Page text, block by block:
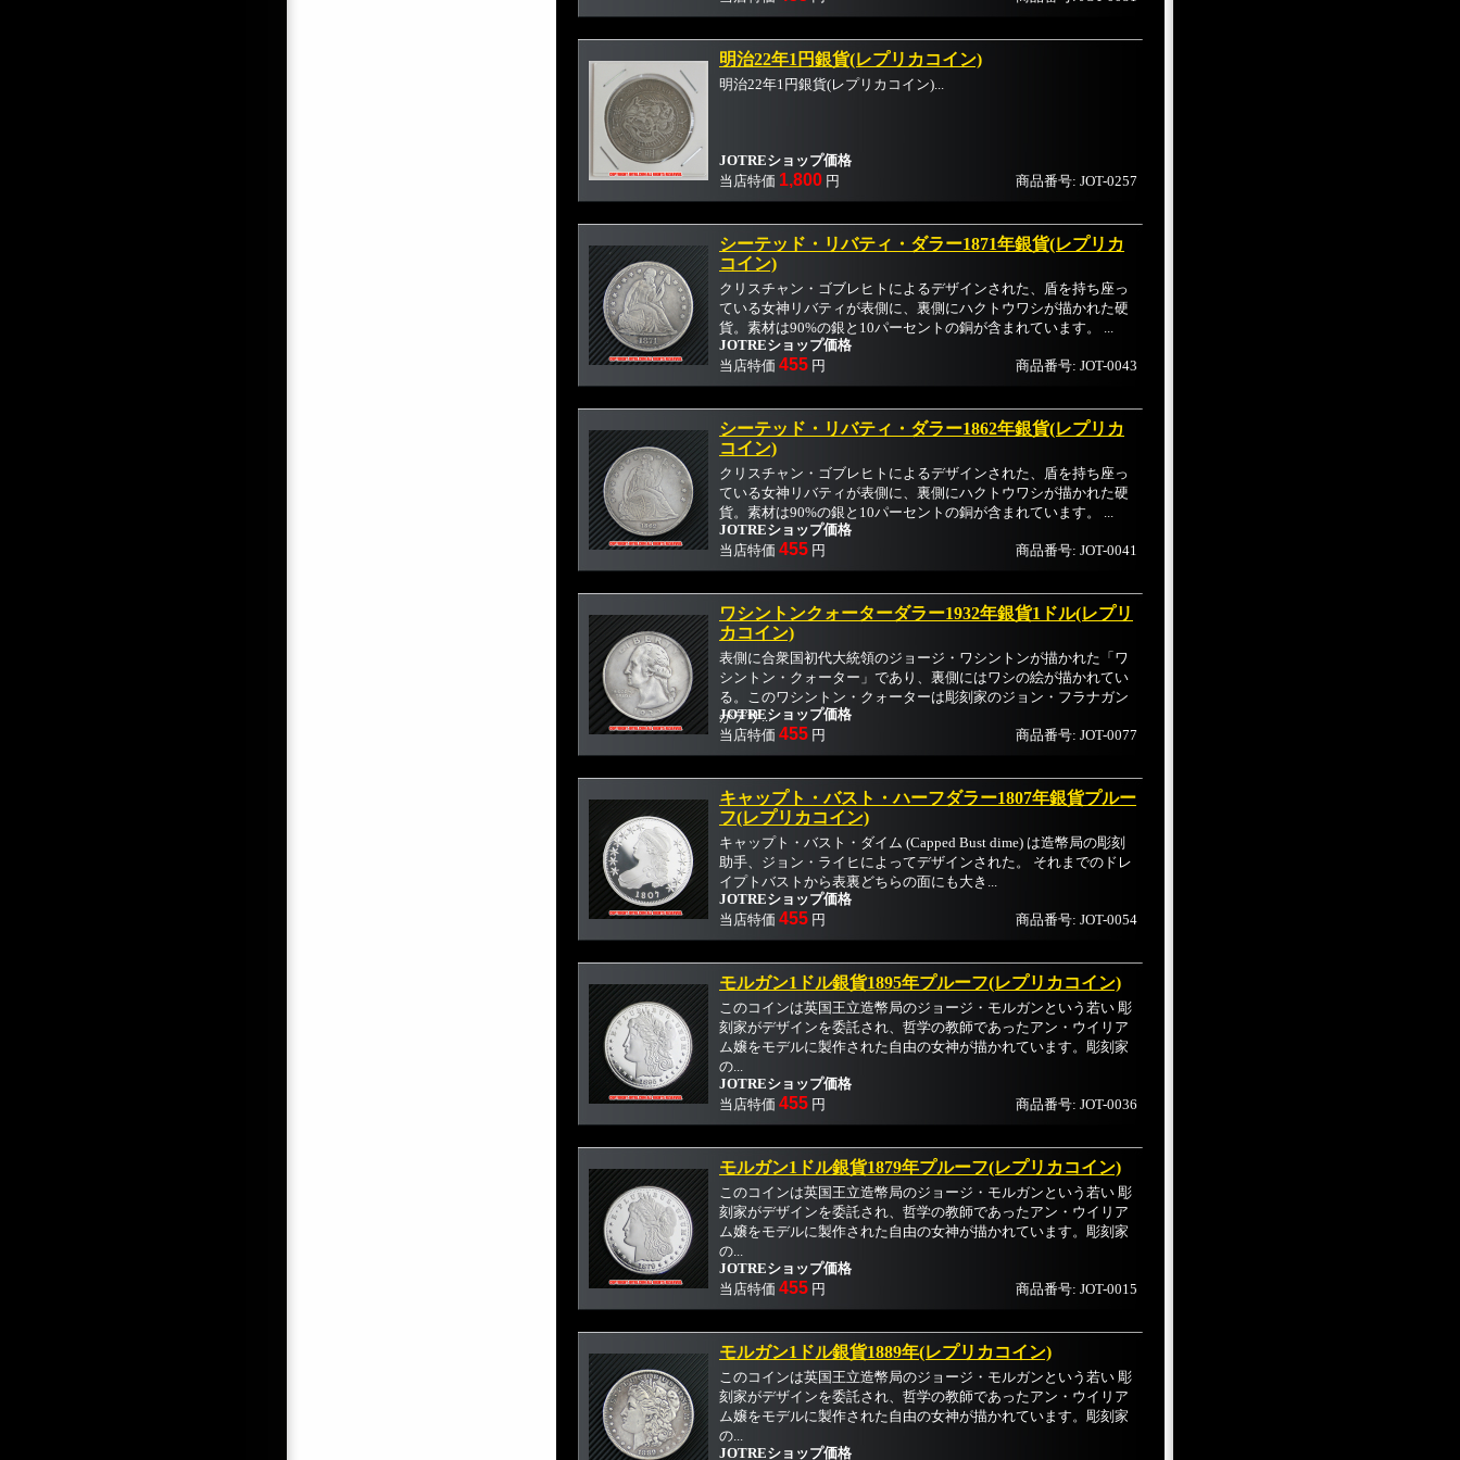
商品番号: JOT-0257
明治22年1円銀貨(レプリカコイン)
明治22年1円銀貨(レプリカコイン)...
JOTREショップ価格
当店特価 1,800 円
商品番号: JOT-0043
シーテッド・リバティ・ダラー1871年銀貨(レプリカ
コイン)
クリスチャン・ゴブレヒトによるデザインされた、盾を持ち座っ
ている女神リバティが表側に、裏側にハクトウワシが描かれた硬
貨。素材は90%の銀と10パーセントの銅が含まれています。 ...
JOTREショップ価格
当店特価 455 円
商品番号: JOT-0041
シーテッド・リバティ・ダラー1862年銀貨(レプリカ
コイン)
クリスチャン・ゴブレヒトによるデザインされた、盾を持ち座っ
ている女神リバティが表側に、裏側にハクトウワシが描かれた硬
貨。素材は90%の銀と10パーセントの銅が含まれています。 ...
JOTREショップ価格
当店特価 455 円
商品番号: JOT-0077
ワシントンクォーターダラー1932年銀貨1ドル(レプリ
カコイン)
表側に合衆国初代大統領のジョージ・ワシントンが描かれた「ワ
シントン・クォーター」であり、裏側にはワシの絵が描かれてい
る。このワシントン・クォーターは彫刻家のジョン・フラナガン
がデザ...
JOTREショップ価格
当店特価 455 円
商品番号: JOT-0054
キャップト・バスト・ハーフダラー1807年銀貨プルー
フ(レプリカコイン)
キャップト・バスト・ダイム (Capped Bust dime) は造幣局の彫刻
助手、ジョン・ライヒによってデザインされた。 それまでのドレ
イプトバストから表裏どちらの面にも大き...
JOTREショップ価格
当店特価 455 円
商品番号: JOT-0036
モルガン1ドル銀貨1895年プルーフ(レプリカコイン)
このコインは英国王立造幣局のジョージ・モルガンという若い 彫
刻家がデザインを委託され、哲学の教師であったアン・ウイリア
ム嬢をモデルに製作された自由の女神が描かれています。彫刻家
の...
JOTREショップ価格
当店特価 455 円
商品番号: JOT-0015
モルガン1ドル銀貨1879年プルーフ(レプリカコイン)
このコインは英国王立造幣局のジョージ・モルガンという若い 彫
刻家がデザインを委託され、哲学の教師であったアン・ウイリア
ム嬢をモデルに製作された自由の女神が描かれています。彫刻家
の...
JOTREショップ価格
当店特価 455 円
モルガン1ドル銀貨1889年(レプリカコイン)
このコインは英国王立造幣局のジョージ・モルガンという若い 彫
刻家がデザインを委託され、哲学の教師であったアン・ウイリア
ム嬢をモデルに製作された自由の女神が描かれています。彫刻家
の...
JOTREショップ価格